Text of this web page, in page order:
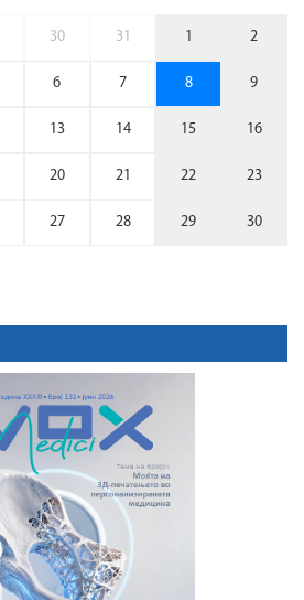
30 31 1 2
6 7 8 9
13 14 15 16
20 21 22 23
27 28 29 30